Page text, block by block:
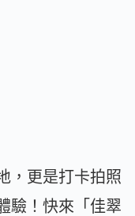
，更是打卡拍照
驗！快來「佳翠